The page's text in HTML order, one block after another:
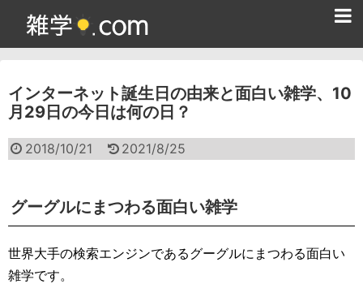
インターネット誕生日の由来と面白い雑学、10
月29日の今日は何の日？
2018/10/21 2021/8/25
グーグルにまつわる面白い雑学
世界大手の検索エンジンであるグーグルにまつわる面白い
雑学です。
雑学クイズ問題集
面白い雑学
ためになる雑学
食べ物雑学